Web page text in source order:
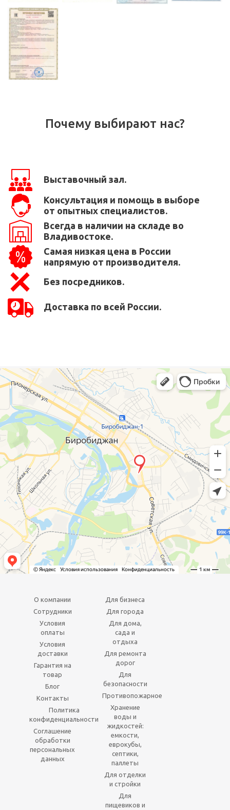
Почему выбирают нас?
Выставочный зал.
Консультация и помощь в выборе
от опытных специалистов.
Всегда в наличии на складе во
Владивостоке.
Самая низкая цена в России
напрямую от производителя.
Без посредников.
Доставка по всей России.
О компании
Сотрудники
Условия
оплаты
Условия
доставки
Гарантия на
товар
Блог
Контакты
Политика
конфиденциальности
Соглашение
обработки
персональных
данных
Для бизнеса
Для города
Для дома,
сада и
отдыха
Для ремонта
дорог
Для
безопасности
Противопожарное
Хранение
воды и
жидкостей:
емкости,
еврокубы,
септики,
паллеты
Для отделки
и стройки
Для
пищевиков и